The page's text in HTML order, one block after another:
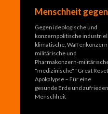
Menschheit
Gegen ideologische und
konzernpolitische
klimatische,
militärische und
Pharmakonzern-
"medizinische" "Great
Apokalypse – Für eine
gesunde Erde und
Menschheit